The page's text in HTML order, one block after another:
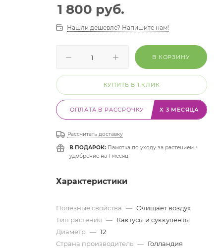
1 800 руб.
Нашли дешевле? Напишите нам!
В КОРЗИНУ
КУПИТЬ В 1 КЛИК
ОПЛАТА В РАССРОЧКУ X 3 МЕСЯЦА
Рассчитать доставку
В ПОДАРОК: Памятка по уходу за растением +
удобрение на 1 месяц
Характеристики
Полезные свойства — Очищает воздух
Тип растения — Кактусы и суккуленты
Диаметр — 12
Страна производитель — Голландия